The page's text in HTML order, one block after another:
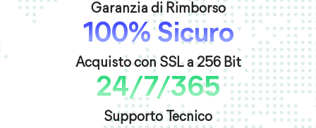
Garanzia di Rimborso
100% Sicuro
Acquisto con SSL a 256 Bit
24/7/365
Supporto Tecnico